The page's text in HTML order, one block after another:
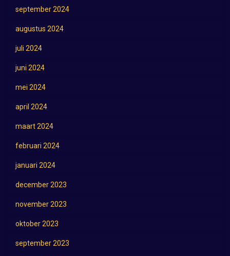
september 2024
augustus 2024
juli 2024
juni 2024
mei 2024
april 2024
maart 2024
februari 2024
januari 2024
december 2023
november 2023
oktober 2023
september 2023